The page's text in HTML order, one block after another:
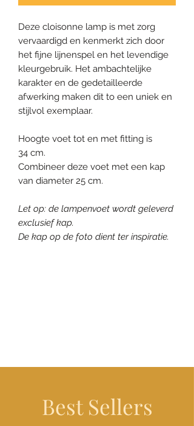
Deze cloisonne lamp is met zorg
vervaardigd en kenmerkt zich door
het fijne lijnenspel en het levendige
kleurgebruik. Het ambachtelijke
karakter en de gedetailleerde
afwerking maken dit to een uniek en
stijlvol exemplaar.
Hoogte voet tot en met fitting is
34 cm.
Combineer deze voet met een kap
van diameter 25 cm.
Let op: de lampenvoet wordt geleverd
exclusief kap.
De kap op de foto dient ter inspiratie.
Best Sellers